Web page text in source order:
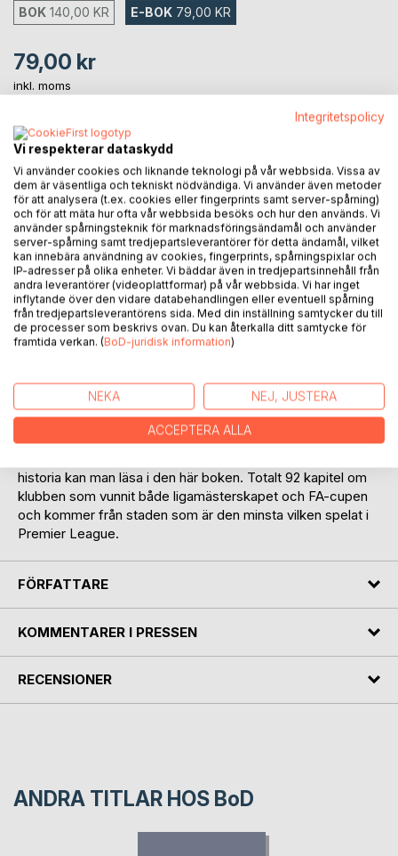
BOK 140,00 KR E-BOK 79,00 KR
79,00 kr
inkl. moms
LÄGG I KUNDVAGNEN
Lägg till i kom-ihåglista
Recensera titel
Det främsta stridsropet bland Burnleyfansen, Up The
Clarets, kan spåras tillbaka till tidigt 1950-tal. Om detta och
historia kan man läsa i den här boken. Totalt 92 kapitel om
klubben som vunnit både ligamästerskapet och FA-cupen
och kommer från staden som är den minsta vilken spelat i
Premier League.
FÖRFATTARE
KOMMENTARER I PRESSEN
RECENSIONER
ANDRA TITLAR HOS BoD
Integritetspolicy
Vi respekterar dataskydd
Vi använder cookies och liknande teknologi på vår webbsida. Vissa av
dem är väsentliga och tekniskt nödvändiga. Vi använder även metoder
för att analysera (t.ex. cookies eller fingerprints samt server-spårning)
och för att mäta hur ofta vår webbsida besöks och hur den används. Vi
använder spårningsteknik för marknadsföringsändamål och använder
server-spårning samt tredjepartsleverantörer för detta ändamål, vilket
kan innebära användning av cookies, fingerprints, spårningspixlar och
IP-adresser på olika enheter. Vi bäddar även in tredjepartsinnehåll från
andra leverantörer (videoplattformar) på vår webbsida. Vi har inget
inflytande över den vidare databehandlingen eller eventuell spårning
från tredjepartsleverantörens sida. Med din inställning samtycker du till
de processer som beskrivs ovan. Du kan återkalla ditt samtycke för
framtida verkan. (BoD-juridisk information)
NEKA NEJ, JUSTERA
ACCEPTERA ALLA